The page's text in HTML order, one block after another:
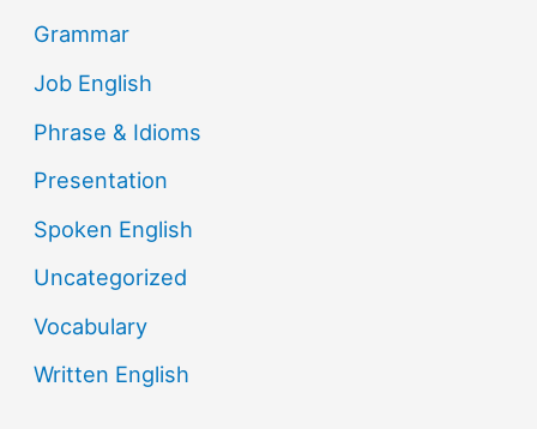
Grammar
Job English
Phrase & Idioms
Presentation
Spoken English
Uncategorized
Vocabulary
Written English